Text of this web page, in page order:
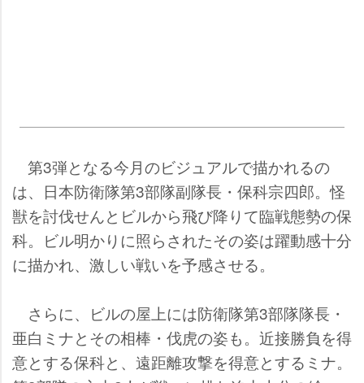
第3弾となる今月のビジュアルで描かれるの
は、日本防衛隊第3部隊副隊長・保科宗四郎。怪
獣を討伐せんとビルから飛び降りて臨戦態勢の保
科。ビル明かりに照らされたその姿は躍動感十分
に描かれ、激しい戦いを予感させる。
さらに、ビルの屋上には防衛隊第3部隊隊長・
亜白ミナとその相棒・伐虎の姿も。近接勝負を得
意とする保科と、遠距離攻撃を得意とするミナ。